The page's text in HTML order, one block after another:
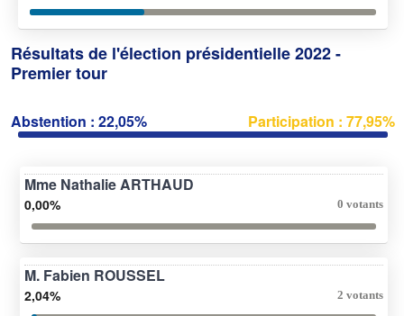
Résultats de l'élection présidentielle 2022 -
Premier tour
Abstention : 22,05% Participation : 77,95%
Mme Nathalie ARTHAUD
0,00% 0 votants
M. Fabien ROUSSEL
2,04% 2 votants